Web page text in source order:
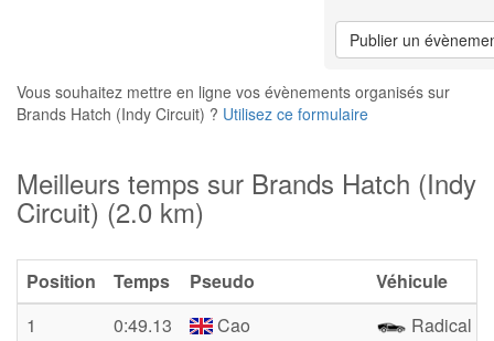
Publier un
Vous souhaitez mettre en ligne vos évènements organisés sur
Brands Hatch (Indy Circuit) ? Utilisez ce formulaire
Meilleurs temps sur Brands Hatch (Indy
Circuit) (2.0 km)
Position Temps Pseudo
Véhicule
1
0:49.13 Cao
Radical